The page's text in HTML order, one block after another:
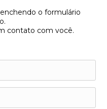
o formulário
contato com você.